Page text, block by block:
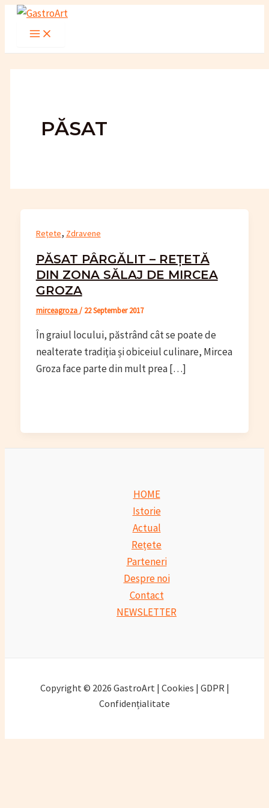
Skip
Main
PĂSAT
Rețete, Zdravene
PĂSAT PÂRGĂLIT – REȚETĂ
DIN ZONA SĂLAJ DE MIRCEA
GROZA
mirceagroza/ 22 September 2017
În graiul locului, păstrând cât se poate de
nealterate tradiția și obiceiul culinare, Mircea
Groza face parte din mult prea […]
HOME
Istorie
Actual
Rețete
Parteneri
Despre noi
Contact
NEWSLETTER
Copyright © 2026 GastroArt | Cookies | GDPR |
Confidențialitate